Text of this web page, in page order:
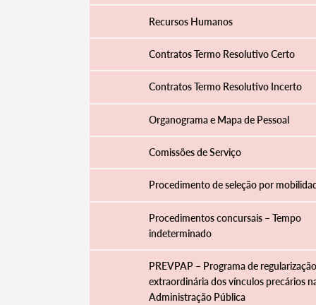
Recursos Humanos
Contratos Termo Resolutivo Certo
Contratos Termo Resolutivo Incerto
Organograma e Mapa de Pessoal
Comissões de Serviço
Procedimento de seleção por
Procedimentos concursais – Tempo
indeterminado
PREVPAP – Programa de regularização
extraordinária dos vínculos precários
Administração Pública